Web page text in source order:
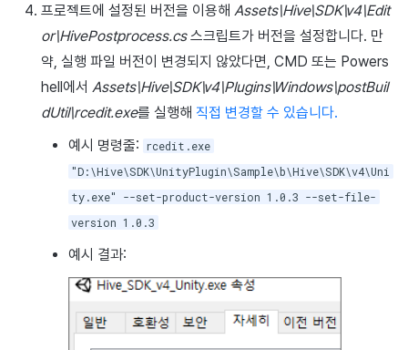
프로젝트에 설정된 버전을 이용해 Assets\Hive\SDK\v4\Edit
or\HivePostprocess.cs스크립트가 버전을 설정합니다. 만
약, 실행 파일 버전이 변경되지 않았다면, CMD 또는 Powers
hell에서 Assets\Hive\SDK\v4\Plugins\Windows\postBuil
dUtil\rcedit.exe를 실행해 직접 변경할 수 있습니다.
예시 명령줄:
rcedit.exe
"D:\Hive\SDK\UnityPlugin\Sample\b\Hive\SDK\v4\Uni
ty.exe" --set-product-version 1.0.3 --set-file-
version 1.0.3
예시 결과: